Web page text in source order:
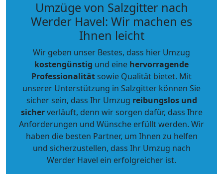
Umzüge von Salzgitter nach
Werder Havel: Wir machen es
Ihnen leicht
Wir geben unser Bestes, dass hier Umzug
kostengünstig und eine hervorragende
Professionalitätsowie Qualität bietet. Mit
unserer Unterstützung in Salzgitter können Sie
sicher sein, dass Ihr Umzug reibungslos und
sicherverläuft, denn wir sorgen dafür, dass Ihre
Anforderungen und Wünsche erfüllt werden. Wir
haben die besten Partner, um Ihnen zu helfen
und sicherzustellen, dass Ihr Umzug nach
Werder Havel ein erfolgreicher ist.